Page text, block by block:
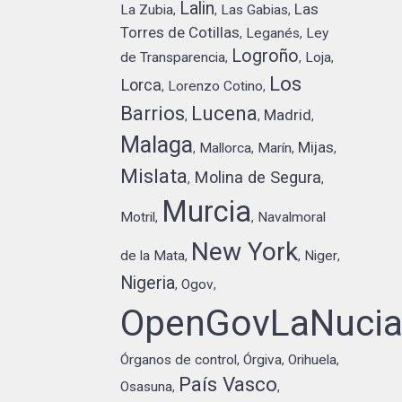
La Zubia, Lalin, Las Gabias, Las
Torres de Cotillas, Leganés, Ley
de Transparencia, Logroño, Loja,
Lorca, Lorenzo Cotino, Los
Barrios, Lucena, Madrid,
Malaga, Mallorca, Marín, Mijas,
Mislata, Molina de Segura,
Motril, Murcia, Navalmoral
de la Mata, New York, Niger,
Nigeria,Ogov,
Órganos de control,Órgiva,Orihuela,
Osasuna, País Vasco,